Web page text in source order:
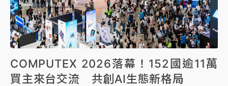
COMPUTEX 2026落幕！152國逾11萬
買主來台交流 共創AI生態新格局